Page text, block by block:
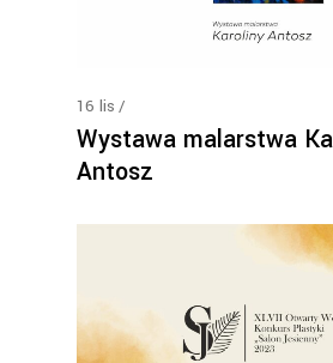
16 lis
Wystawa malarstwa
Antosz